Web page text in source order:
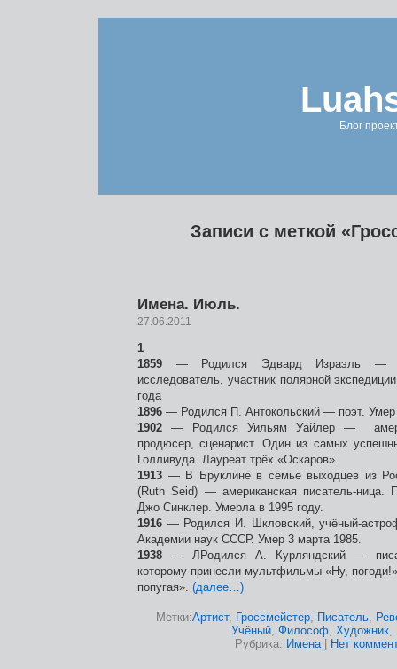
Блог
Записи с меткой
Имена. Июль.
27.06.2011
1
1859 — Родился Эдвард Израэль —
исследователь, участник полярной
года
1896 — Родился П. Антокольский — поэт. Умер
1902 — Родился Уильям Уайлер —
продюсер, сценарист. Один из самых
Голливуда. Лауреат трёх «Оскаров».
1913 — В Бруклине в семье выходцев из
(Ruth Seid) — американская писатель-ница.
Джо Синклер. Умерла в 1995 году.
1916 — Родился И. Шкловский, учёный-
Академии наук СССР. Умер 3 марта 1985.
1938— ЛРодился А. Курляндский —
которому принесли мультфильмы «Ну,
попугая». (далее…)
Метки:Артист, Гроссмейстер, Писатель,
Учёный, Философ, Художник,
Рубрика: Имена| Нет